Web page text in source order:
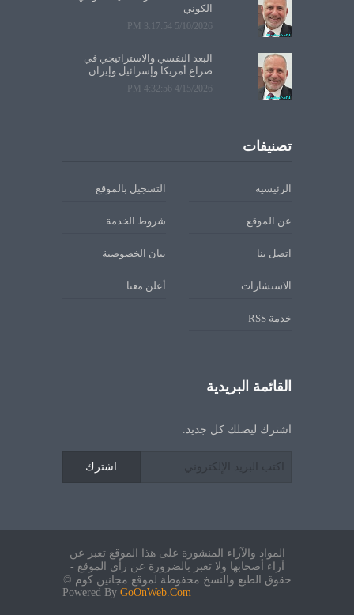
الكوني
5/10/2026 3:17:54 PM
البعد النفسي والاستراتيجي في
صراع أمريكا وإسرائيل وإيران
4/15/2026 4:32:56 PM
تصنيفات
الرئيسية التسجيل بالموقع
عن الموقع شروط الخدمة
اتصل بنا بيان الخصوصية
الاستشارات أعلن معنا
خدمة RSS
القائمة البريدية
اشترك ليصلك كل جديد.
اشترك
المواد والآراء المنشورة على هذا الموقع تعبر عن
آراء أصحابها ولا تعبر بالضرورة عن رأي الموقع -
حقوق الطبع والنسخ محفوظة لموقع مجانين.كوم ©
Powered By GoOnWeb.Com